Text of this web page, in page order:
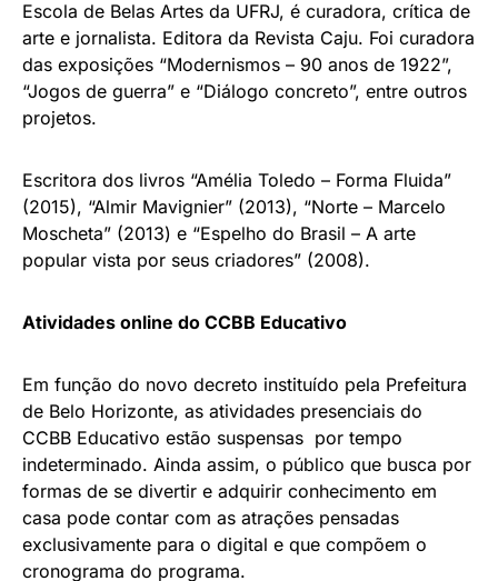
Escola de Belas Artes da UFRJ, é curadora, crítica de
arte e jornalista. Editora da Revista Caju. Foi curadora
das exposições “Modernismos – 90 anos de 1922”,
“Jogos de guerra” e “Diálogo concreto”, entre outros
projetos.
Escritora dos livros “Amélia Toledo – Forma Fluida”
(2015), “Almir Mavignier” (2013), “Norte – Marcelo
Moscheta” (2013) e “Espelho do Brasil – A arte
popular vista por seus criadores” (2008).
Atividades online do CCBB Educativo
Em função do novo decreto instituído pela Prefeitura
de Belo Horizonte, as atividades presenciais do
CCBB Educativo estão suspensas por tempo
indeterminado. Ainda assim, o público que busca por
formas de se divertir e adquirir conhecimento em
casa pode contar com as atrações pensadas
exclusivamente para o digital e que compõem o
cronograma do programa.